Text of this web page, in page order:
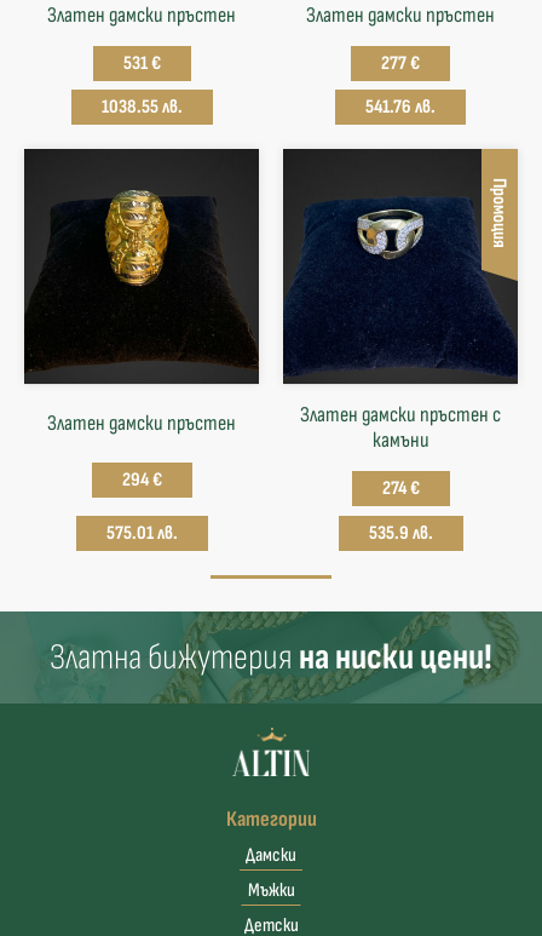
Златен дамски пръстен
531 €
1038.55 лв.
Златен дамски пръстен
277 €
541.76 лв.
Златен дамски пръстен
294 €
575.01 лв.
Промоция
Златен дамски пръстен с
камъни
274 €
535.9 лв.
Златна бижутерия на ниски цени!
Категории
Дамски
Мъжки
Детски